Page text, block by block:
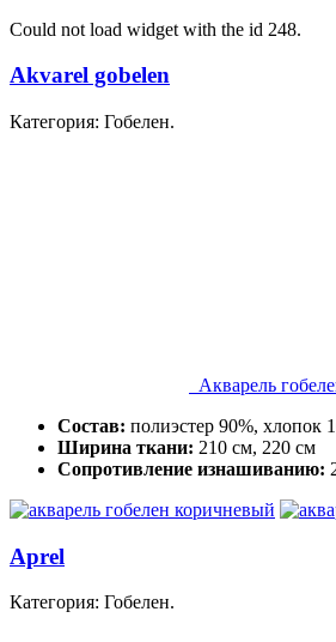
Could not load widget with the id 248.
Akvarel gobelen
Категория: Гобелен.
Акварель
Состав: полиэстер 90%, хлопок
Ширина ткани: 210 см, 220 см
Сопротивление изнашиванию:
Aprel
Категория: Гобелен.